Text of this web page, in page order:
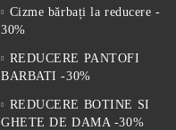
Cizme bărbați la reducere -
30%
REDUCERE PANTOFI
BARBATI -30%
REDUCERE BOTINE SI
GHETE DE DAMA -30%